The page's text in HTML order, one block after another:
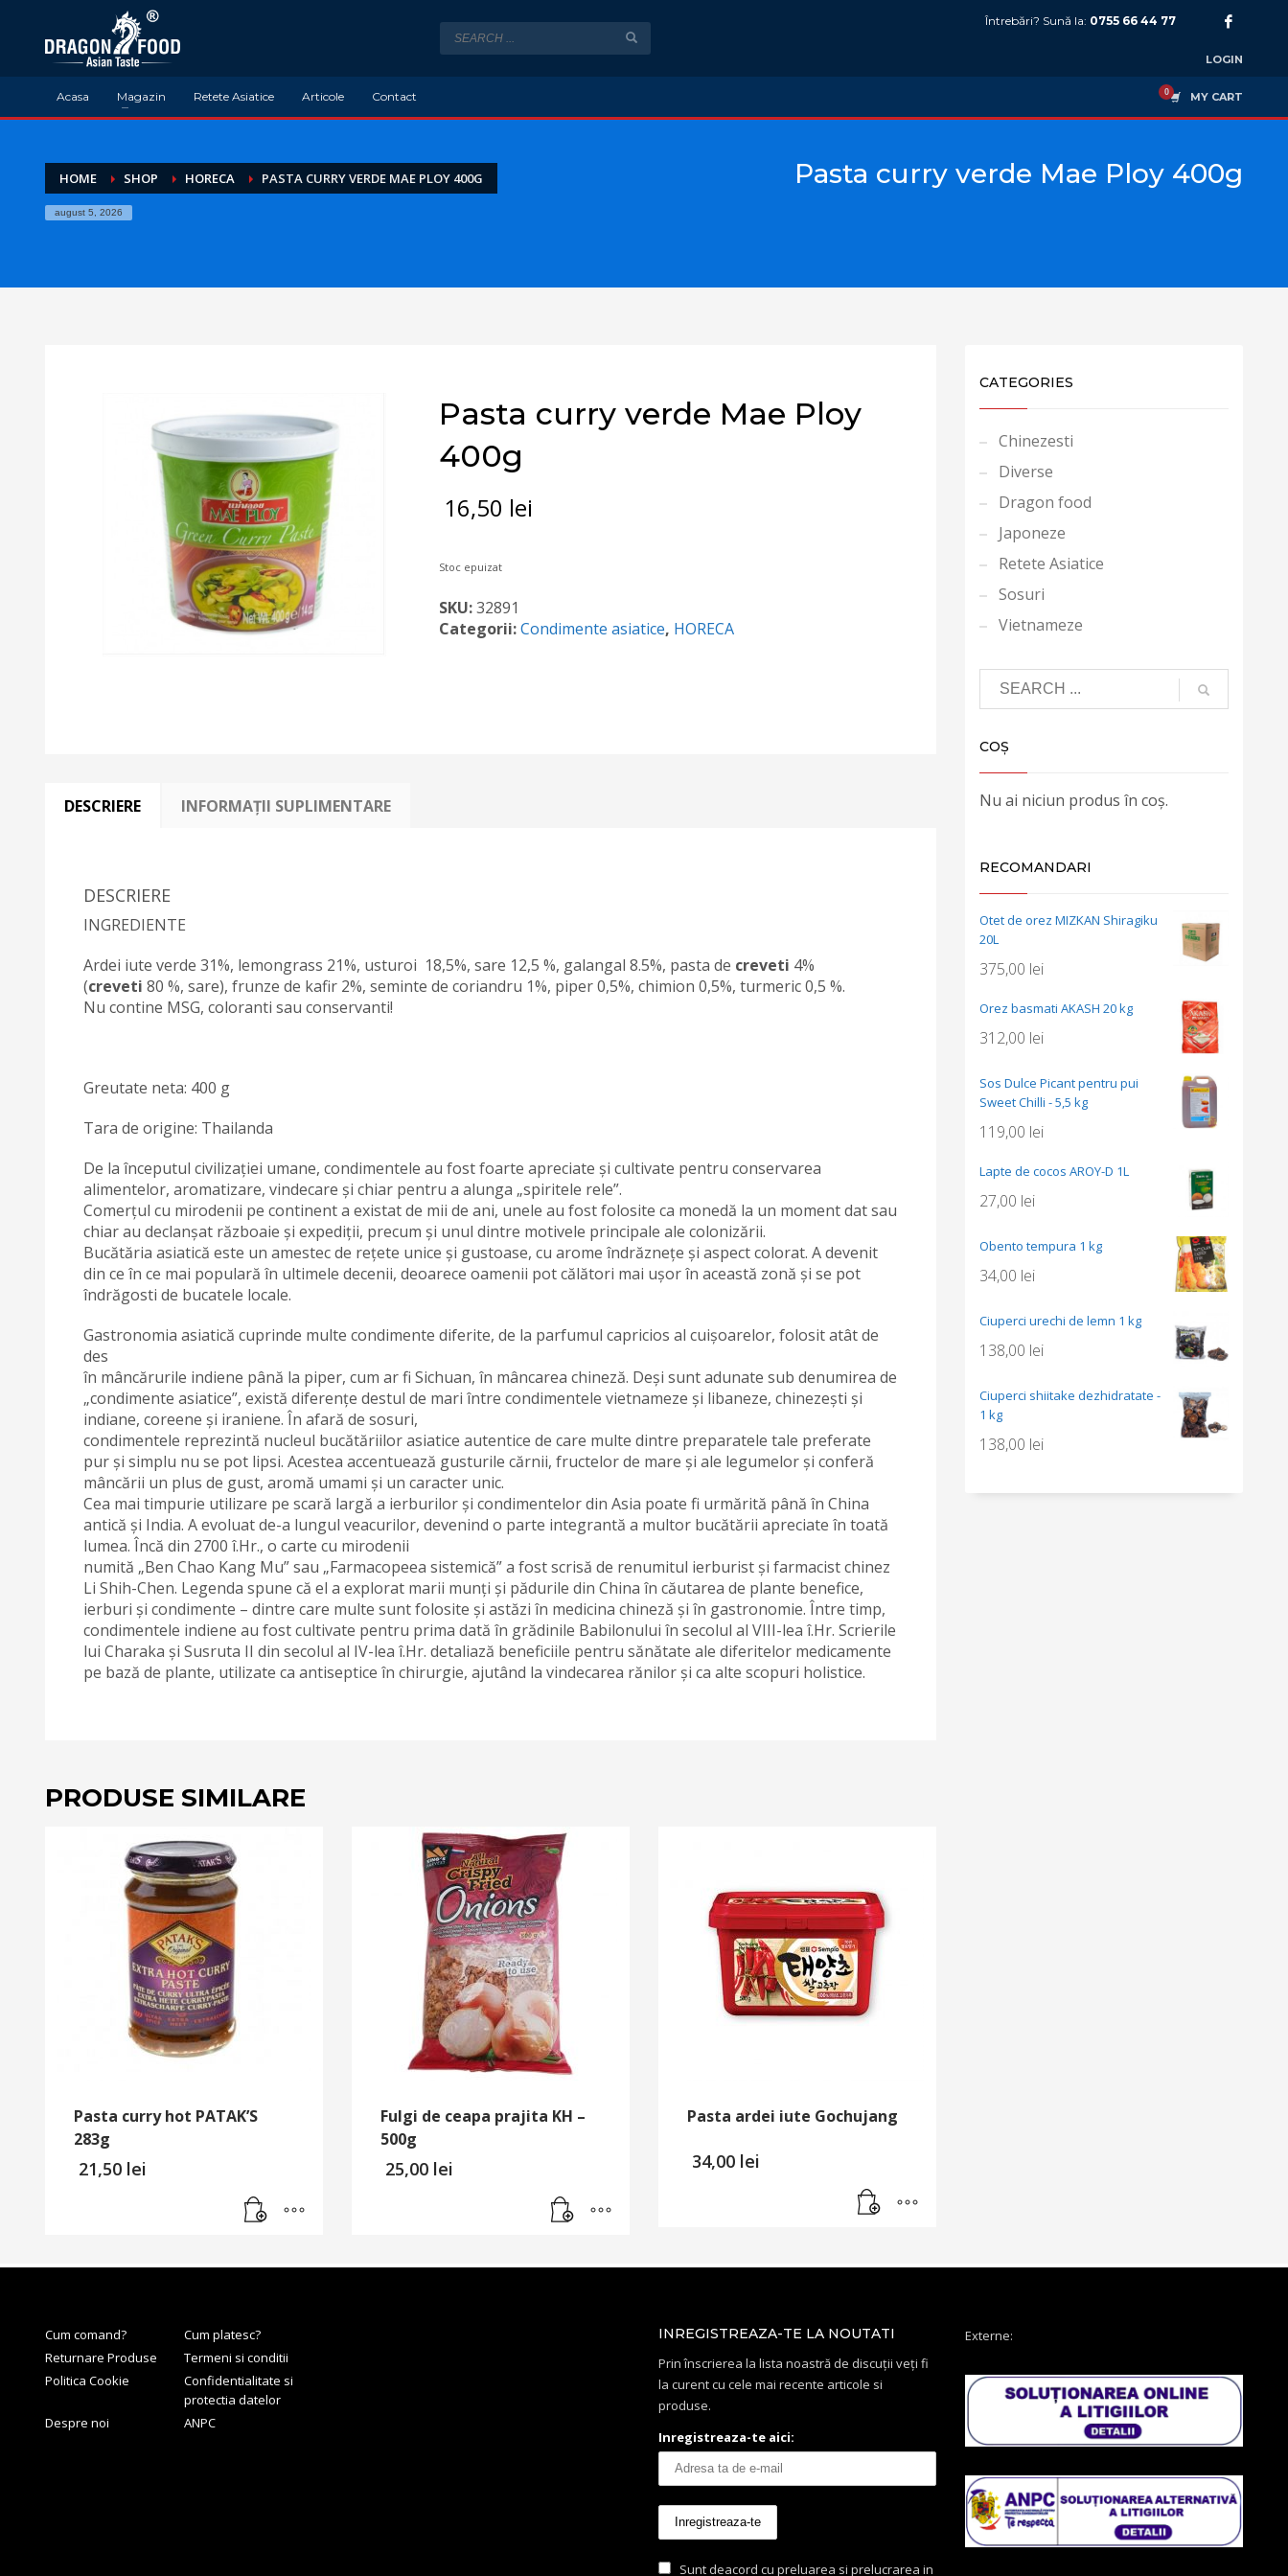
Întrebări? Sună la: 0755 66 44 77
LOGIN
Acasa Magazin Retete Asiatice Articole Contact MY CART
HOME SHOP HORECA PASTA CURRY VERDE MAE PLOY 400G
august 5, 2026
Pasta curry verde Mae Ploy 400g
Pasta curry verde Mae Ploy
400g
16,50 lei
Stoc epuizat
SKU:32891
Categorii:Condimente asiatice, HORECA
DESCRIERE INFORMAȚII SUPLIMENTARE
DESCRIERE
INGREDIENTE
Ardei iute verde 31%, lemongrass 21%, usturoi 18,5%, sare 12,5 %, galangal 8.5%, pasta de creveti 4%
(creveti 80 %, sare), frunze de kafir 2%, seminte de coriandru 1%, piper 0,5%, chimion 0,5%, turmeric 0,5 %.
Nu contine MSG, coloranti sau conservanti!
Greutate neta: 400 g
Tara de origine: Thailanda
De la începutul civilizației umane, condimentele au fost foarte apreciate și cultivate pentru conservarea
alimentelor, aromatizare, vindecare și chiar pentru a alunga „spiritele rele”.
Comerțul cu mirodenii pe continent a existat de mii de ani, unele au fost folosite ca monedă la un moment dat sau
chiar au declanșat războaie și expediții, precum și unul dintre motivele principale ale colonizării.
Bucătăria asiatică este un amestec de rețete unice și gustoase, cu arome îndrăznețe și aspect colorat. A devenit
din ce în ce mai populară în ultimele decenii, deoarece oamenii pot călători mai ușor în această zonă și se pot
îndrăgosti de bucatele locale.
Gastronomia asiatică cuprinde multe condimente diferite, de la parfumul capricios al cuișoarelor, folosit atât de
des
în mâncărurile indiene până la piper, cum ar fi Sichuan, în mâncarea chineză. Deși sunt adunate sub denumirea de
„condimente asiatice”, există diferențe destul de mari între condimentele vietnameze și libaneze, chinezești și
indiane, coreene și iraniene. În afară de sosuri,
condimentele reprezintă nucleul bucătăriilor asiatice autentice de care multe dintre preparatele tale preferate
pur și simplu nu se pot lipsi. Acestea accentuează gusturile cărnii, fructelor de mare și ale legumelor și conferă
mâncării un plus de gust, aromă umami și un caracter unic.
Cea mai timpurie utilizare pe scară largă a ierburilor și condimentelor din Asia poate fi urmărită până în China
antică și India. A evoluat de-a lungul veacurilor, devenind o parte integrantă a multor bucătării apreciate în toată
lumea. Încă din 2700 î.Hr., o carte cu mirodenii
numită „Ben Chao Kang Mu” sau „Farmacopeea sistemică” a fost scrisă de renumitul ierburist și farmacist chinez
Li Shih-Chen. Legenda spune că el a explorat marii munți și pădurile din China în căutarea de plante benefice,
ierburi și condimente – dintre care multe sunt folosite și astăzi în medicina chineză și în gastronomie. Între timp,
condimentele indiene au fost cultivate pentru prima dată în grădinile Babilonului în secolul al VIII-lea î.Hr. Scrierile
lui Charaka și Susruta II din secolul al IV-lea î.Hr. detaliază beneficiile pentru sănătate ale diferitelor medicamente
pe bază de plante, utilizate ca antiseptice în chirurgie, ajutând la vindecarea rănilor și ca alte scopuri holistice.
PRODUSE SIMILARE
Pasta curry hot PATAK’S
283g
21,50 lei
Fulgi de ceapa prajita KH –
500g
25,00 lei
Pasta ardei iute Gochujang
34,00 lei
CATEGORIES
Chinezesti
Diverse
Dragon food
Japoneze
Retete Asiatice
Sosuri
Vietnameze
COȘ
Nu ai niciun produs în coș.
RECOMANDARI
Otet de orez MIZKAN Shiragiku
20L
375,00 lei
Orez basmati AKASH 20 kg
312,00 lei
Sos Dulce Picant pentru pui
Sweet Chilli - 5,5 kg
119,00 lei
Lapte de cocos AROY-D 1L
27,00 lei
Obento tempura 1 kg
34,00 lei
Ciuperci urechi de lemn 1 kg
138,00 lei
Ciuperci shiitake dezhidratate -
1 kg
138,00 lei
Cum comand?
Cum platesc?
Returnare Produse
Termeni si conditii
Politica Cookie
Confidentialitate si
protectia datelor
Despre noi
ANPC
INREGISTREAZA-TE LA NOUTATI
Prin înscrierea la lista noastră de discuții veți fi
la curent cu cele mai recente articole si
produse.
Inregistreaza-te aici:
Sunt deacord cu preluarea si prelucrarea in
Externe: